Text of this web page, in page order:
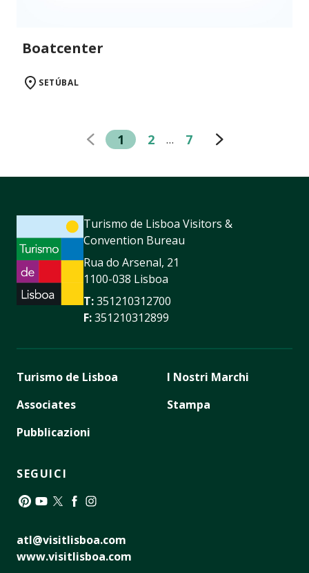
Boatcenter
SETÚBAL
1 2 … 7
Turismo de Lisboa Visitors &
Convention Bureau
Rua do Arsenal, 21
1100-038 Lisboa
T:351210312700
F:351210312899
Turismo de Lisboa
Associates
Pubblicazioni
I Nostri Marchi
Stampa
SEGUICI
atl@visitlisboa.com
www.visitlisboa.com